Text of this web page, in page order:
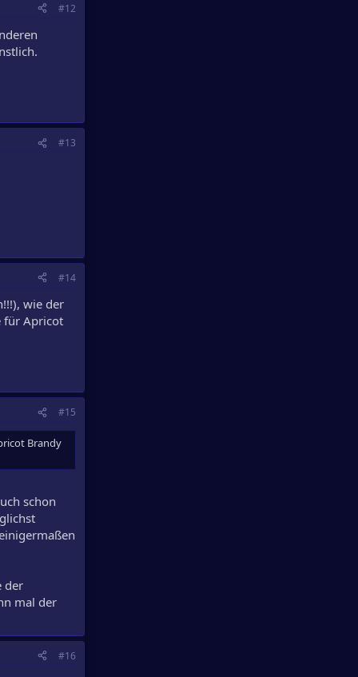
#12
#13
#14
wie der
für Apricot
#15
Brandy
schon
der
mal der
#16